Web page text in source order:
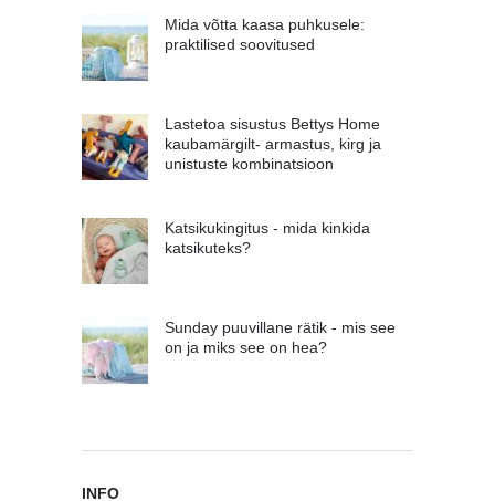
Mida võtta kaasa puhkusele:
praktilised soovitused
Lastetoa sisustus Bettys Home
kaubamärgilt- armastus, kirg ja
unistuste kombinatsioon
Katsikukingitus - mida kinkida
katsikuteks?
Sunday puuvillane rätik - mis see
on ja miks see on hea?
INFO